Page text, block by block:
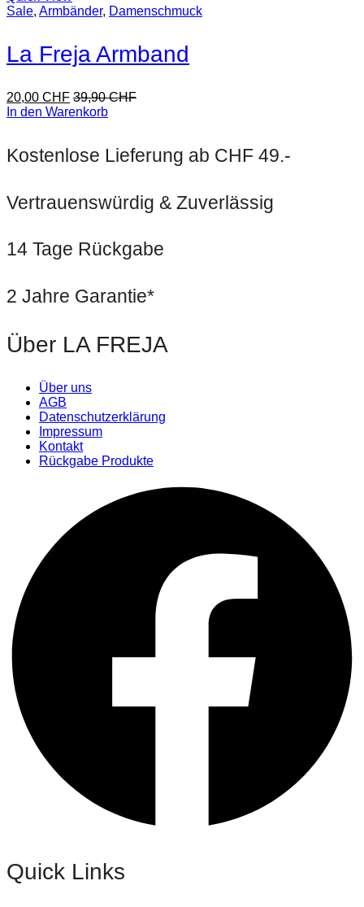
Sale, Armbänder, Damenschmuck
La Freja Armband
20,00 CHF 39,90CHF
In den Warenkorb
Kostenlose Lieferung ab CHF 49.-
Vertrauenswürdig & Zuverlässig
14 Tage Rückgabe
2 Jahre Garantie*
Über LA FREJA
Über uns
AGB
Datenschutzerklärung
Impressum
Kontakt
Rückgabe Produkte
Quick Links